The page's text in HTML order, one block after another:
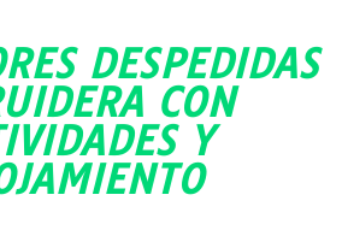
DESPEDIDAS
CON
Y